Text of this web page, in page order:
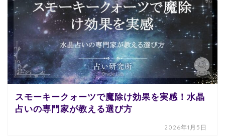
スモーキークォーツで魔除け効果を実感！水晶
占いの専門家が教える選び方
2026年1月5日